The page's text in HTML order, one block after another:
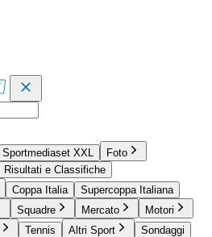
Sportmediaset XXL
Foto
Risultati e Classifiche
Coppa Italia
Supercoppa Italiana
Squadre Mercato
Motori
Tennis Altri Sport
Sondaggi